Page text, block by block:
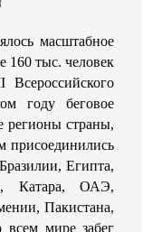
масштабное
160 тыс. человек
году беговое
регионы страны,
присоединились
Египта,
Катара, ОАЭ,
Пакистана,
всем мире забег